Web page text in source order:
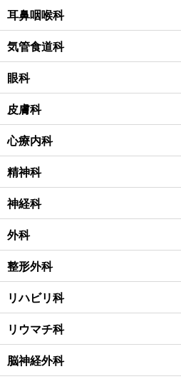
耳鼻咽喉科
気管食道科
眼科
皮膚科
心療内科
精神科
神経科
外科
整形外科
リハビリ科
リウマチ科
脳神経外科